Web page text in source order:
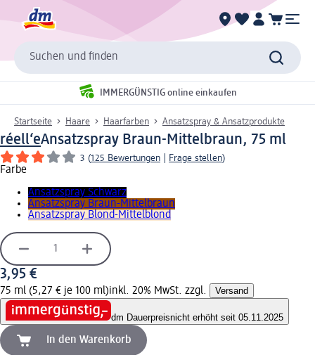
Suchen und finden
IMMERGÜNSTIG online einkaufen
Startseite Haare Haarfarben Ansatzspray & Ansatzprodukte
réell‘eAnsatzspray Braun-Mittelbraun, 75 ml
3 (125 Bewertungen Frage stellen)
Farbe
Ansatzspray Schwarz
Ansatzspray Braun-Mittelbraun
Ansatzspray Blond-Mittelblond
3,95 €
75 ml (5,27 € je 100 ml)inkl. 20% MwSt. zzgl. Versand
dm Dauerpreisnicht erhöht seit 05.11.2025
In den Warenkorb